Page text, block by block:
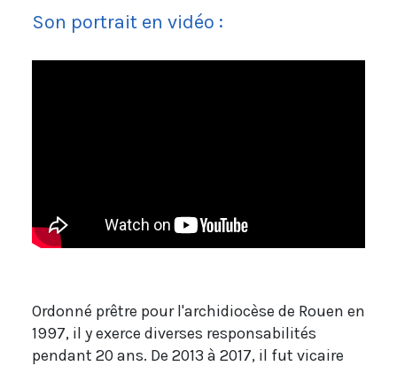
Son portrait en vidéo :
Ordonné prêtre pour l'archidiocèse de Rouen en
1997, il y exerce diverses responsabilités
pendant 20 ans. De 2013 à 2017, il fut vicaire